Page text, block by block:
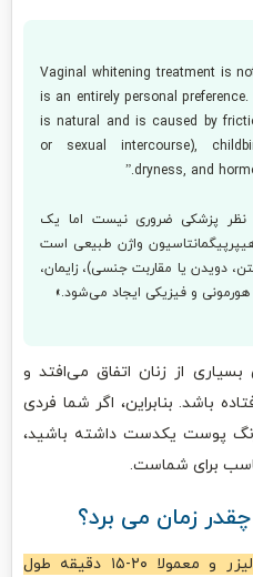
“Vaginal whitening treatment is
is an entirely personal
is natural and is caused by
or sexual intercourse),
dryness, and
نظر پزشکی ضروری نیست اما یک
واژن طبیعی است
دویدن یا مقاربت جنسی)، زایمان،
و فیزیکی ایجاد می‌شود.»
از زنان اتفاق می‌افتد و
باشد. بنابراین، اگر شما فردی
پوست یکدست داشته باشید،
برای شماست.
زمان می برد؟
هر جلسه سفید کردن واژن با لیزر و معمولا ۲۰-۱۵ دقیقه طول